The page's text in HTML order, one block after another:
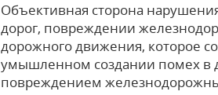
Объективная сторона
дорог, повреждении
дорожного движения, которое
умышленном создании помех в
повреждением